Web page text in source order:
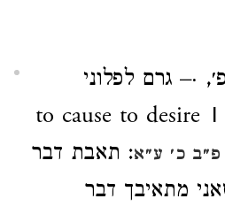
·– גרם לפלוני
to cause to desire |
פ״ב כ׳ ע״א: תאבת דבר
מתאיבך דבר